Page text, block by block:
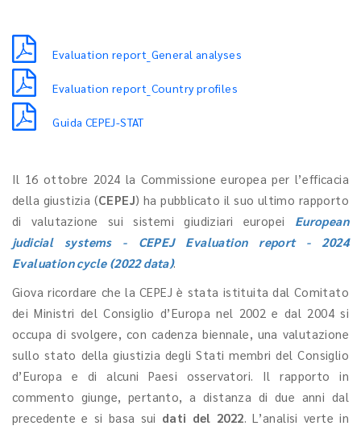
Evaluation report_General analyses
Evaluation report_Country profiles
Guida CEPEJ-STAT
Il 16 ottobre 2024 la Commissione europea per l’efficacia
della giustizia (CEPEJ) ha pubblicato il suo ultimo rapporto
di valutazione sui sistemi giudiziari europei European
judicial systems - CEPEJ Evaluation report - 2024
Evaluation cycle (2022 data).
Giova ricordare che la CEPEJ è stata istituita dal Comitato
dei Ministri del Consiglio d’Europa nel 2002 e dal 2004 si
occupa di svolgere, con cadenza biennale, una valutazione
sullo stato della giustizia degli Stati membri del Consiglio
d’Europa e di alcuni Paesi osservatori. Il rapporto in
commento giunge, pertanto, a distanza di due anni dal
precedente e si basa sui dati del 2022. L’analisi verte in